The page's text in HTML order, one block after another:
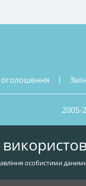
оголошення
2005-
особистими